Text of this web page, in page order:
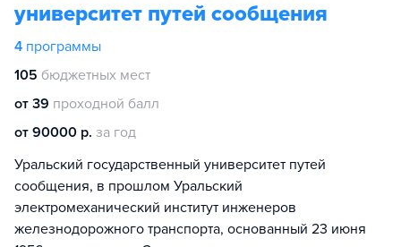
университет путей сообщения
4 программы
105 бюджетных мест
от 39 проходной балл
от 90000 р. за год
Уральский государственный университет путей
сообщения, в прошлом Уральский
электромеханический институт инженеров
железнодорожного транспорта, основанный 23 июня